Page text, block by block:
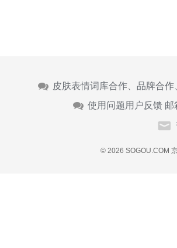
皮肤表情词库合作、品牌合
使用问题用户反馈 邮
© 2026 SOGOU.COM